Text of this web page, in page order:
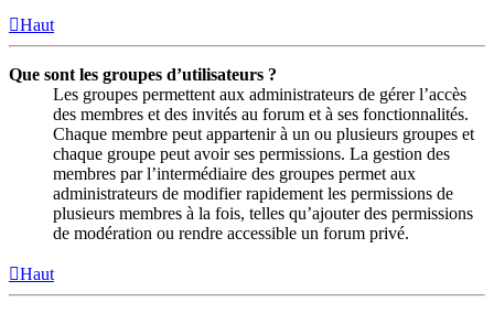
Haut
Que sont les groupes d’utilisateurs ?
Les groupes permettent aux administrateurs de gérer l’accès
des membres et des invités au forum et à ses fonctionnalités.
Chaque membre peut appartenir à un ou plusieurs groupes et
chaque groupe peut avoir ses permissions. La gestion des
membres par l’intermédiaire des groupes permet aux
administrateurs de modifier rapidement les permissions de
plusieurs membres à la fois, telles qu’ajouter des permissions
de modération ou rendre accessible un forum privé.
Haut